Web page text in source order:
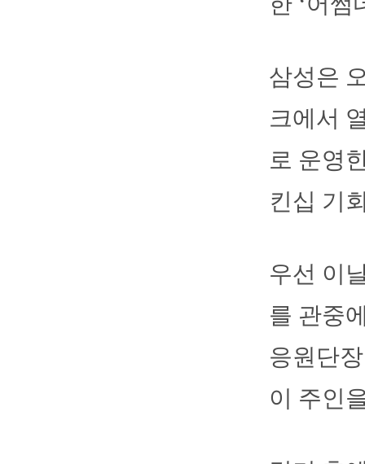
삼성은
크에서
로 운영
킨십 기
우선 이
를 관중
응원단
이 주인